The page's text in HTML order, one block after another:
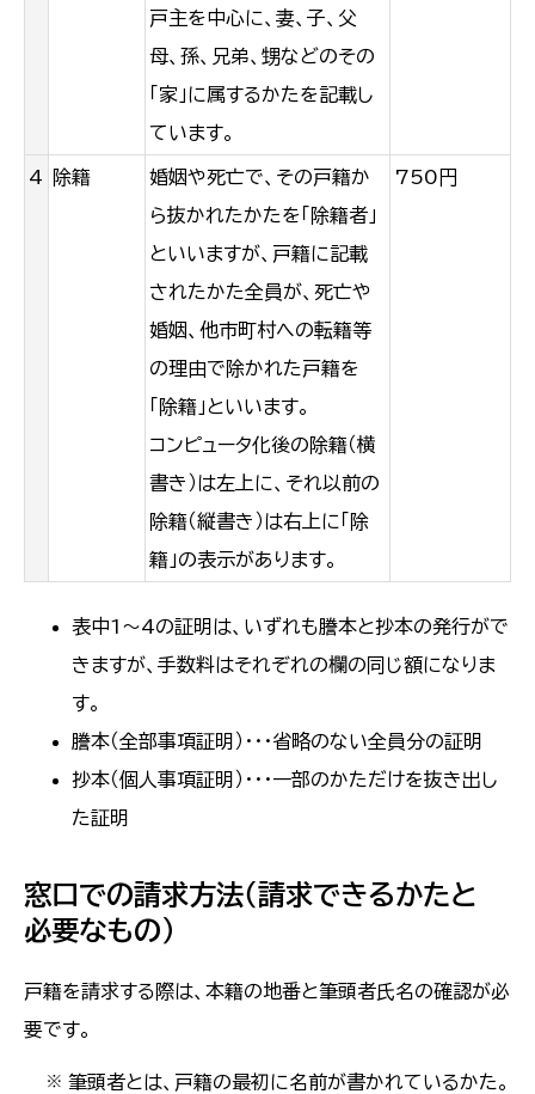
戸主を中心に、妻、子、父
母、孫、兄弟、甥などのその
「家」に属するかたを記載し
ています。
4 除籍
婚姻や死亡で、その戸籍か
ら抜かれたかたを「除籍者」
といいますが、戸籍に記載
されたかた全員が、死亡や
婚姻、他市町村への転籍等
の理由で除かれた戸籍を
「除籍」といいます。
コンピュータ化後の除籍（横
書き）は左上に、それ以前の
除籍（縦書き）は右上に「除
籍」の表示があります。
750円
表中1～4の証明は、いずれも謄本と抄本の発行がで
きますが、手数料はそれぞれの欄の同じ額になりま
す。
謄本（全部事項証明）・・・省略のない全員分の証明
抄本（個人事項証明）・・・一部のかただけを抜き出し
た証明
窓口での請求方法（請求できるかたと
必要なもの）
戸籍を請求する際は、本籍の地番と筆頭者氏名の確認が必
要です。
※ 筆頭者とは、戸籍の最初に名前が書かれているかた。